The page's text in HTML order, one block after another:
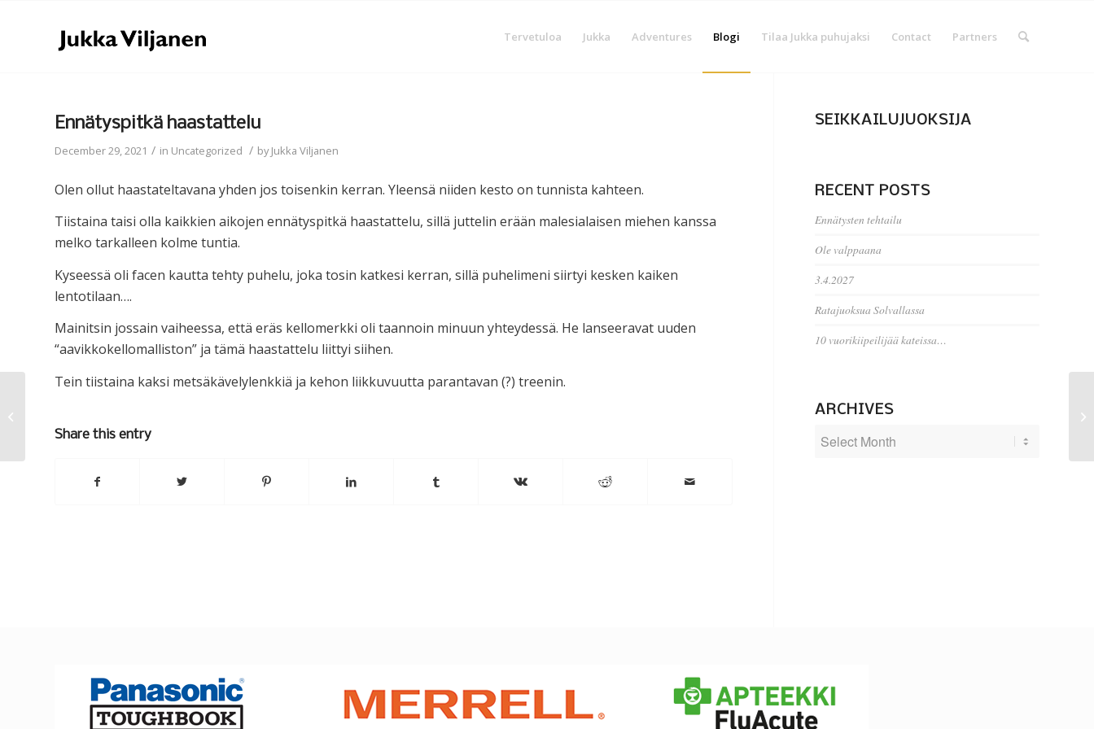
Tervetuloa Jukka Adventures Blogi Tilaa Jukka puhujaksi Contact Partners
Ennätyspitkä haastattelu
December 29, 2021 / in Uncategorized / byJukka Viljanen
Olen ollut haastateltavana yhden jos toisenkin kerran. Yleensä niiden kesto on tunnista kahteen.
Tiistaina taisi olla kaikkien aikojen ennätyspitkä haastattelu, sillä juttelin erään malesialaisen miehen kanssa
melko tarkalleen kolme tuntia.
Kyseessä oli facen kautta tehty puhelu, joka tosin katkesi kerran, sillä puhelimeni siirtyi kesken kaiken
lentotilaan….
Mainitsin jossain vaiheessa, että eräs kellomerkki oli taannoin minuun yhteydessä. He lanseeravat uuden
“aavikkokellomalliston” ja tämä haastattelu liittyi siihen.
Tein tiistaina kaksi metsäkävelylenkkiä ja kehon liikkuvuutta parantavan (?) treenin.
Share this entry
SEIKKAILUJUOKSIJA
RECENT POSTS
Ennätysten tehtailu
Ole valppaana
3.4.2027
Ratajuoksua Solvallassa
10 vuorikiipeilijää kateissa…
ARCHIVES